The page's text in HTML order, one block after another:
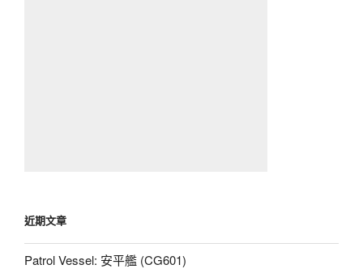
近期文章
Patrol Vessel: 安平艦 (CG601)